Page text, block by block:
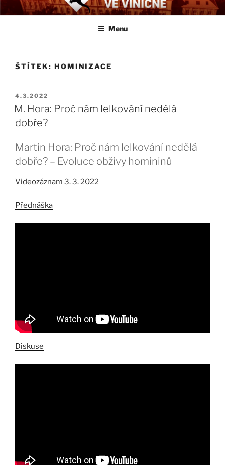
k
BIOLOGICKÉ ČTVRTKY VE
Určeno všem zájemcům o evoluci a obecnější biologická témata
Menu
ŠTÍTEK: HOMINIZACE
PUBLIKOVÁNO
4.3.2022
M. Hora: Proč nám lelkování nedělá
dobře?
Martin Hora: Proč nám lelkování nedělá
dobře? – Evoluce obživy homininů
Videozáznam 3. 3. 2022
Přednáška
Diskuse